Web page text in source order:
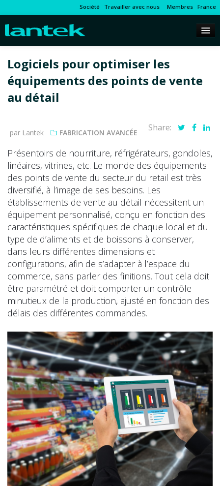
Société Travailler avec nous Membres France
Logiciels pour optimiser les
équipements des points de vente
au détail
par Lantek FABRICATION AVANCÉE Share:
Présentoirs de nourriture, réfrigérateurs, gondoles,
linéaires, vitrines, etc. Le monde des équipements
des points de vente du secteur du retail est très
diversifié, à l’image de ses besoins. Les
établissements de vente au détail nécessitent un
équipement personnalisé, conçu en fonction des
caractéristiques spécifiques de chaque local et du
type de d’aliments et de boissons à conserver,
dans leurs différentes dimensions et
configurations, afin de s’adapter à l’espace du
commerce, sans parler des finitions. Tout cela doit
être paramétré et doit comporter un contrôle
minutieux de la production, ajusté en fonction des
délais des différentes commandes.